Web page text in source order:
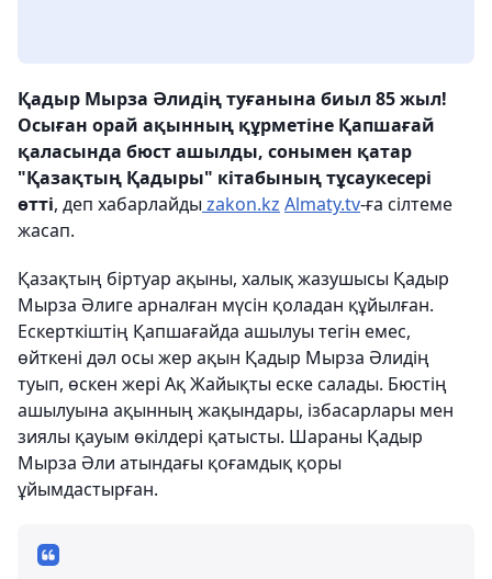
Қадыр Мырза Әлидің туғанына биыл 85 жыл!
Осыған орай ақынның құрметіне Қапшағай
қаласында бюст ашылды, сонымен қатар
"Қазақтың Қадыры" кітабының тұсаукесері
өтті, деп хабарлайды zakon.kz Almaty.tv-ға сілтеме
жасап.
Қазақтың біртуар ақыны, халық жазушысы Қадыр
Мырза Әлиге арналған мүсін қоладан құйылған.
Ескерткіштің Қапшағайда ашылуы тегін емес,
өйткені дәл осы жер ақын Қадыр Мырза Әлидің
туып, өскен жері Ақ Жайықты еске салады. Бюстің
ашылуына ақынның жақындары, ізбасарлары мен
зиялы қауым өкілдері қатысты. Шараны Қадыр
Мырза Әли атындағы қоғамдық қоры
ұйымдастырған.